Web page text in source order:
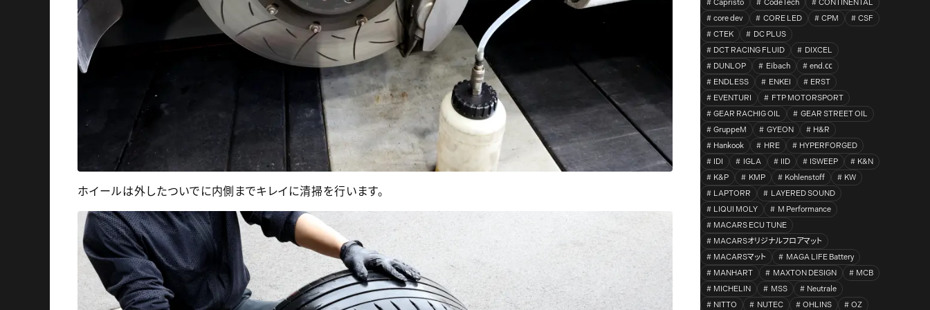
ホイールは外したついでに内側までキレイに清掃を行います。
Capristo CodeTech
CONTINENTAL
core dev
CORE LED CPM
CSF
CTEK
DC PLUS
DCT RACING FLUID
DIXCEL
DUNLOP
Eibach
end.㏄
ENDLESS
ENKEI
ERST
EVENTURI
FTP MOTORSPORT
GEAR RACHIG OIL
GEAR STREET OIL
GruppeM
GYEON
H&R
Hankook
HRE
HYPERFORGED
IDI
IGLA IID ISWEEP
K&N
K&P
KMP Kohlenstoff
KW
LAPTORR
LAYERED SOUND
LIQUI MOLY
M Performance
MACARS ECU TUNE
MACARSオリジナルフロアマット
MACARSマット
MAGA LIFE Battery
MANHART
MAXTON DESIGN
MCB
MICHELIN
MSS
Neutrale
NITTO
NUTEC OHLINS OZ